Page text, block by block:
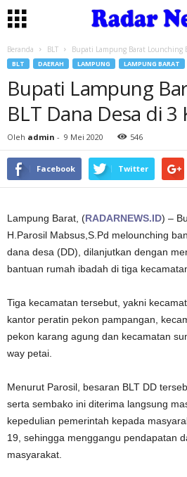
Beranda BLT Bupati Lampung Barat Lounching
BLT DAERAH LAMPUNG LAMPUNG BARAT
Bupati Lampung
BLT Dana Desa di 3
Oleh admin - 9 Mei 2020 546
Facebook Twitter
Lampung Barat, (RADARNEWS.ID) –
H.Parosil Mabsus,S.Pd melounching
dana desa (DD), dilanjutkan dengan
bantuan rumah ibadah di tiga
Tiga kecamatan tersebut, yakni
kantor peratin pekon pampangan,
pekon karang agung dan kecamatan
way petai.
Menurut Parosil, besaran BLT DD
serta sembako ini diterima langsung
kepedulian pemerintah kepada
19, sehingga menggangu pendapatan
masyarakat.